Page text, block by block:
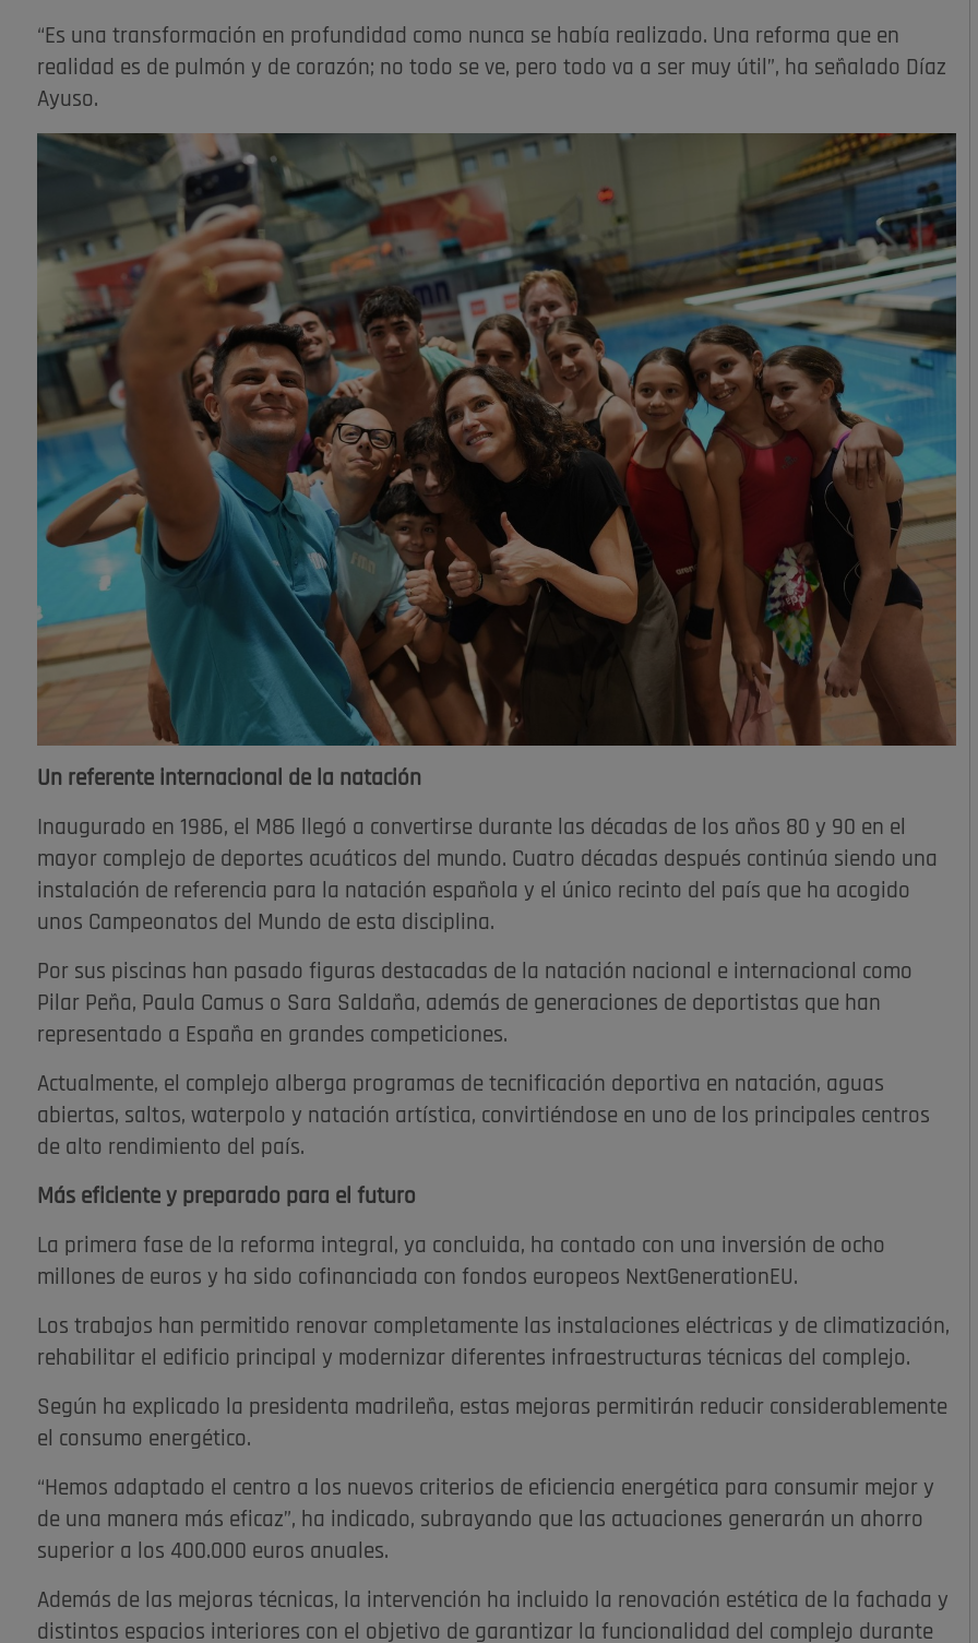
“Es una transformación en profundidad como nunca se había realizado. Una reforma que en
realidad es de pulmón y de corazón; no todo se ve, pero todo va a ser muy útil”, ha señalado Díaz
Ayuso.
Un referente internacional de la natación
Inaugurado en 1986, el M86 llegó a convertirse durante las décadas de los años 80 y 90 en el
mayor complejo de deportes acuáticos del mundo. Cuatro décadas después continúa siendo una
instalación de referencia para la natación española y el único recinto del país que ha acogido
unos Campeonatos del Mundo de esta disciplina.
Por sus piscinas han pasado figuras destacadas de la natación nacional e internacional como
Pilar Peña, Paula Camus o Sara Saldaña, además de generaciones de deportistas que han
representado a España en grandes competiciones.
Actualmente, el complejo alberga programas de tecnificación deportiva en natación, aguas
abiertas, saltos, waterpolo y natación artística, convirtiéndose en uno de los principales centros
de alto rendimiento del país.
Más eficiente y preparado para el futuro
La primera fase de la reforma integral, ya concluida, ha contado con una inversión de ocho
millones de euros y ha sido cofinanciada con fondos europeos NextGenerationEU.
Los trabajos han permitido renovar completamente las instalaciones eléctricas y de climatización,
rehabilitar el edificio principal y modernizar diferentes infraestructuras técnicas del complejo.
Según ha explicado la presidenta madrileña, estas mejoras permitirán reducir considerablemente
el consumo energético.
“Hemos adaptado el centro a los nuevos criterios de eficiencia energética para consumir mejor y
de una manera más eficaz”, ha indicado, subrayando que las actuaciones generarán un ahorro
superior a los 400.000 euros anuales.
Además de las mejoras técnicas, la intervención ha incluido la renovación estética de la fachada y
distintos espacios interiores con el objetivo de garantizar la funcionalidad del complejo durante